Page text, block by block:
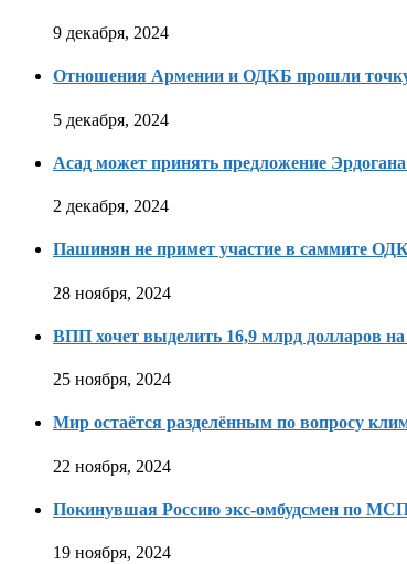
9 декабря, 2024
Отношения Армении и ОДКБ прошли
5 декабря, 2024
Асад может принять предложение
2 декабря, 2024
Пашинян не примет участие в саммите
28 ноября, 2024
ВПП хочет выделить 16,9 млрд долларов на
25 ноября, 2024
Мир остаётся разделённым по вопросу
22 ноября, 2024
Покинувшая Россию экс-омбудсмен по МСП
19 ноября, 2024